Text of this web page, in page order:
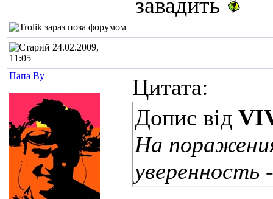
24.02.2009,
11:05
Папа Ву
Цитата:
Допис від
На